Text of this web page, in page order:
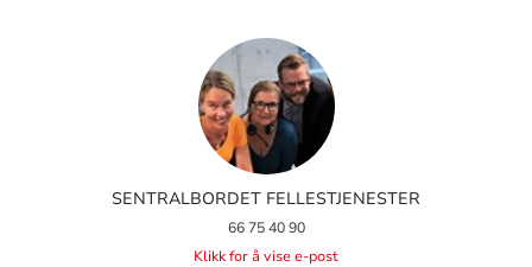
SENTRALBORDET FELLESTJENESTER
66 75 40 90
Klikk for å vise e-post